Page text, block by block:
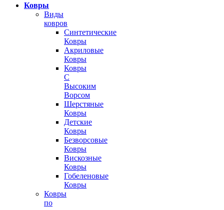
Ковры
Виды
ковров
Синтетические
Ковры
Акриловые
Ковры
Ковры
С
Высоким
Ворсом
Шерстяные
Ковры
Детские
Ковры
Безворсовые
Ковры
Вискозные
Ковры
Гобеленовые
Ковры
Ковры
по